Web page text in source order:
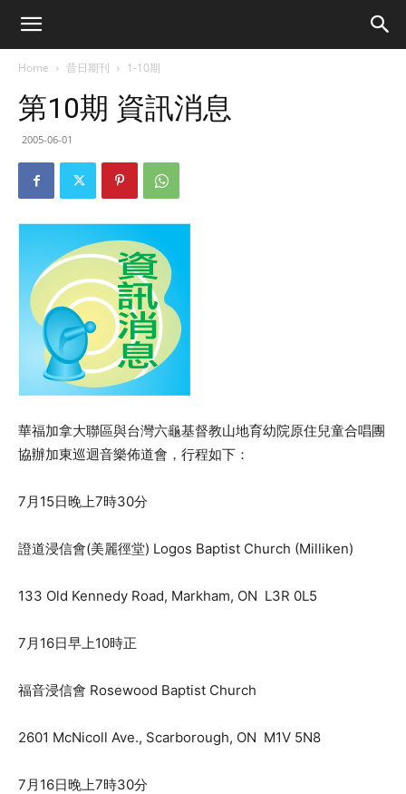
Home 昔日期刊 1-10期
第10期 資訊消息
2005-06-01
華福加拿大聯區與台灣六龜基督教山地育幼院原住兒童合唱團
協辦加東巡迴音樂佈道會，行程如下：
7月15日晚上7時30分
證道浸信會(美麗徑堂) Logos Baptist Church (Milliken)
133 Old Kennedy Road, Markham, ON L3R 0L5
7月16日早上10時正
福音浸信會 Rosewood Baptist Church
2601 McNicoll Ave., Scarborough, ON M1V 5N8
7月16日晚上7時30分